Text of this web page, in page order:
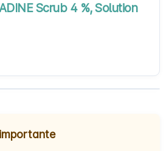
Scrub 4 %, Solution